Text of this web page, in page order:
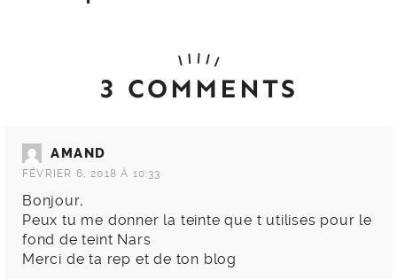
3 COMMENTS
AMAND
FÉVRIER 6, 2018 À 10:33
Bonjour,
Peux tu me donner la teinte que t utilises pour le
fond de teint Nars
Merci de ta rep et de ton blog